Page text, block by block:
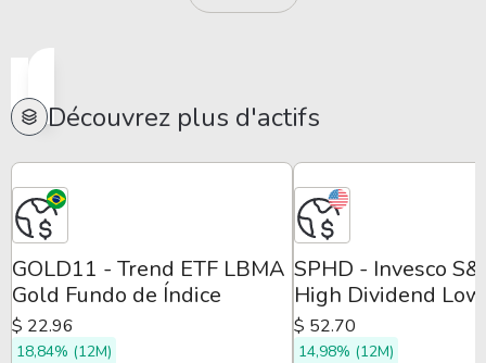
Découvrez plus d'actifs
GOLD11 - Trend ETF LBMA
Gold Fundo de Índice
$ 22.96
18,84% (12M)
SPHD - Invesco
High Dividend Low
Volatility ETF
$ 52.70
14,98% (12M)